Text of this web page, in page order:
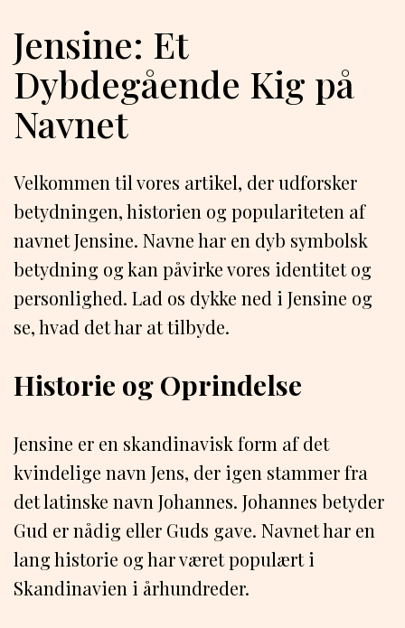
Jensine: Et
Dybdegående Kig på
Navnet
Velkommen til vores artikel, der udforsker
betydningen, historien og populariteten af
navnet Jensine. Navne har en dyb symbolsk
betydning og kan påvirke vores identitet og
personlighed. Lad os dykke ned i Jensine og
se, hvad det har at tilbyde.
Historie og Oprindelse
Jensine er en skandinavisk form af det
kvindelige navn Jens, der igen stammer fra
det latinske navn Johannes. Johannes betyder
Gud er nådig eller Guds gave. Navnet har en
lang historie og har været populært i
Skandinavien i århundreder.